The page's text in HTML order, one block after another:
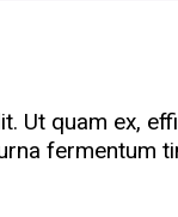
Ut quam ex,
fermentum